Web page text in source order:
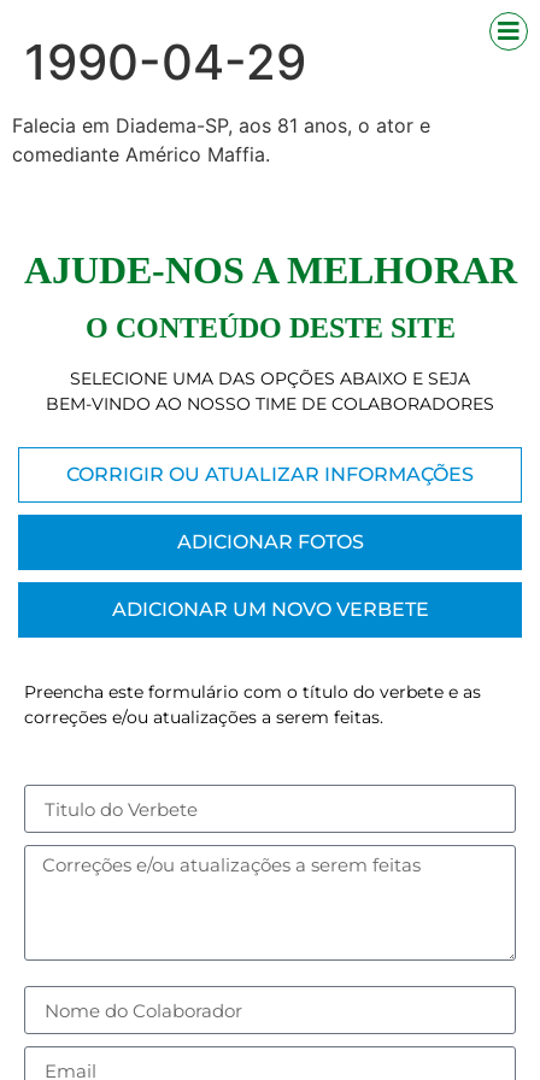
1990-04-29
Falecia em Diadema-SP, aos 81 anos, o ator e
comediante Américo Maffia.
AJUDE-NOS A MELHORAR
O CONTEÚDO DESTE SITE
SELECIONE UMA DAS OPÇÕES ABAIXO E SEJA
BEM-VINDO AO NOSSO TIME DE COLABORADORES
CORRIGIR OU ATUALIZAR INFORMAÇÕES
ADICIONAR FOTOS
ADICIONAR UM NOVO VERBETE
Preencha este formulário com o título do verbete e as
correções e/ou atualizações a serem feitas.